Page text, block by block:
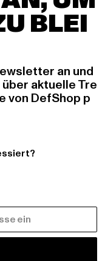
BLEI
an und
aktuelle Tre
von DefShop p